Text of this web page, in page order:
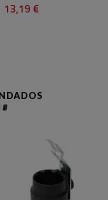
13,19 €